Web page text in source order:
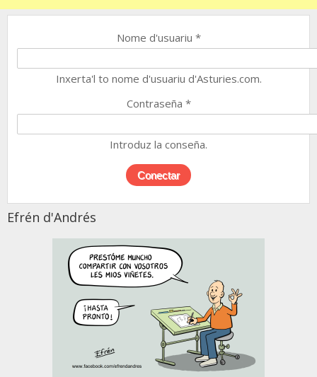
Nome d'usuariu *
Inxerta'l to nome d'usuariu d'Asturies.com.
Contraseña *
Introduz la conseña.
Efrén d'Andrés